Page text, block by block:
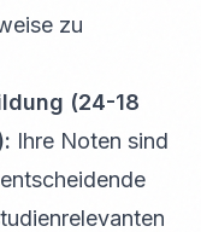
zu
(24-18
Ihre Noten sind